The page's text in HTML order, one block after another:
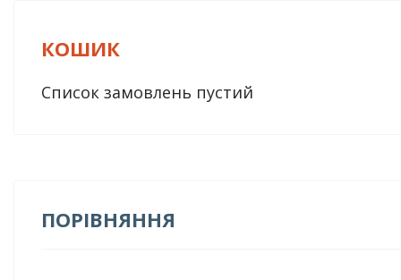
КОШИК
Список замовлень пустий
ПОРІВНЯННЯ